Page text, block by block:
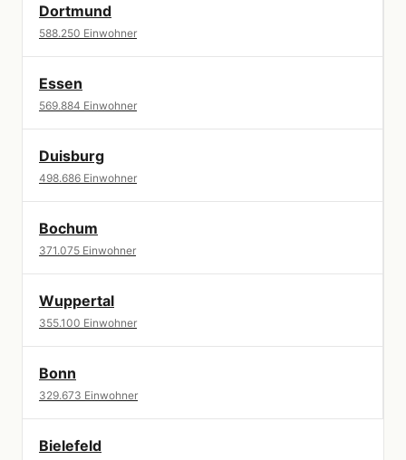
Dortmund
588.250 Einwohner
Essen
569.884 Einwohner
Duisburg
498.686 Einwohner
Bochum
371.075 Einwohner
Wuppertal
355.100 Einwohner
Bonn
329.673 Einwohner
Bielefeld